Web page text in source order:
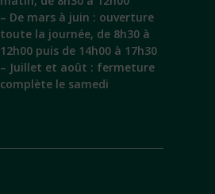
– De mars à juin : ouverture
toute la journée, de 8h30 à
12h00 puis de 14h00 à 17h30
– Juillet et août : fermeture
complète le samedi